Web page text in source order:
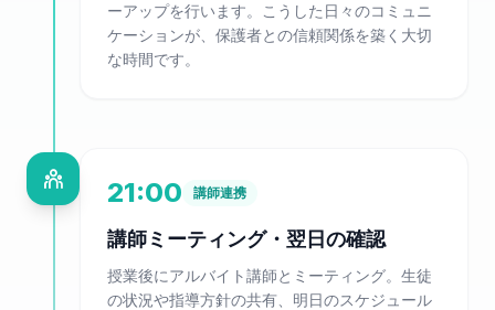
ーアップを行います。こうした日々のコミュニ
ケーションが、保護者との信頼関係を築く大切
な時間です。
21:00 講師連携
講師ミーティング・翌日の確認
授業後にアルバイト講師とミーティング。生徒
の状況や指導方針の共有、明日のスケジュール